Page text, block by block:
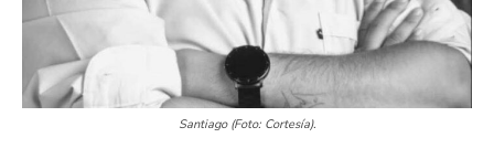
Santiago (Foto: Cortesía).